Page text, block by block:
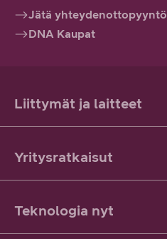
Jätä yhteydenottopyyntö
DNA Kaupat
Liittymät ja laitteet
Yritysratkaisut
Teknologia nyt